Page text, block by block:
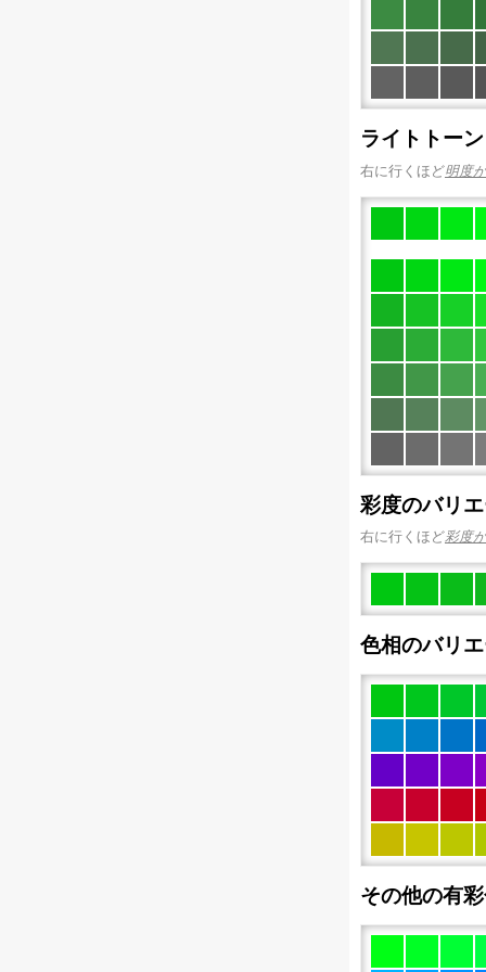
ライトトーン
右に行くほど明度
彩度のバリ
右に行くほど彩度
色相のバリ
その他の有